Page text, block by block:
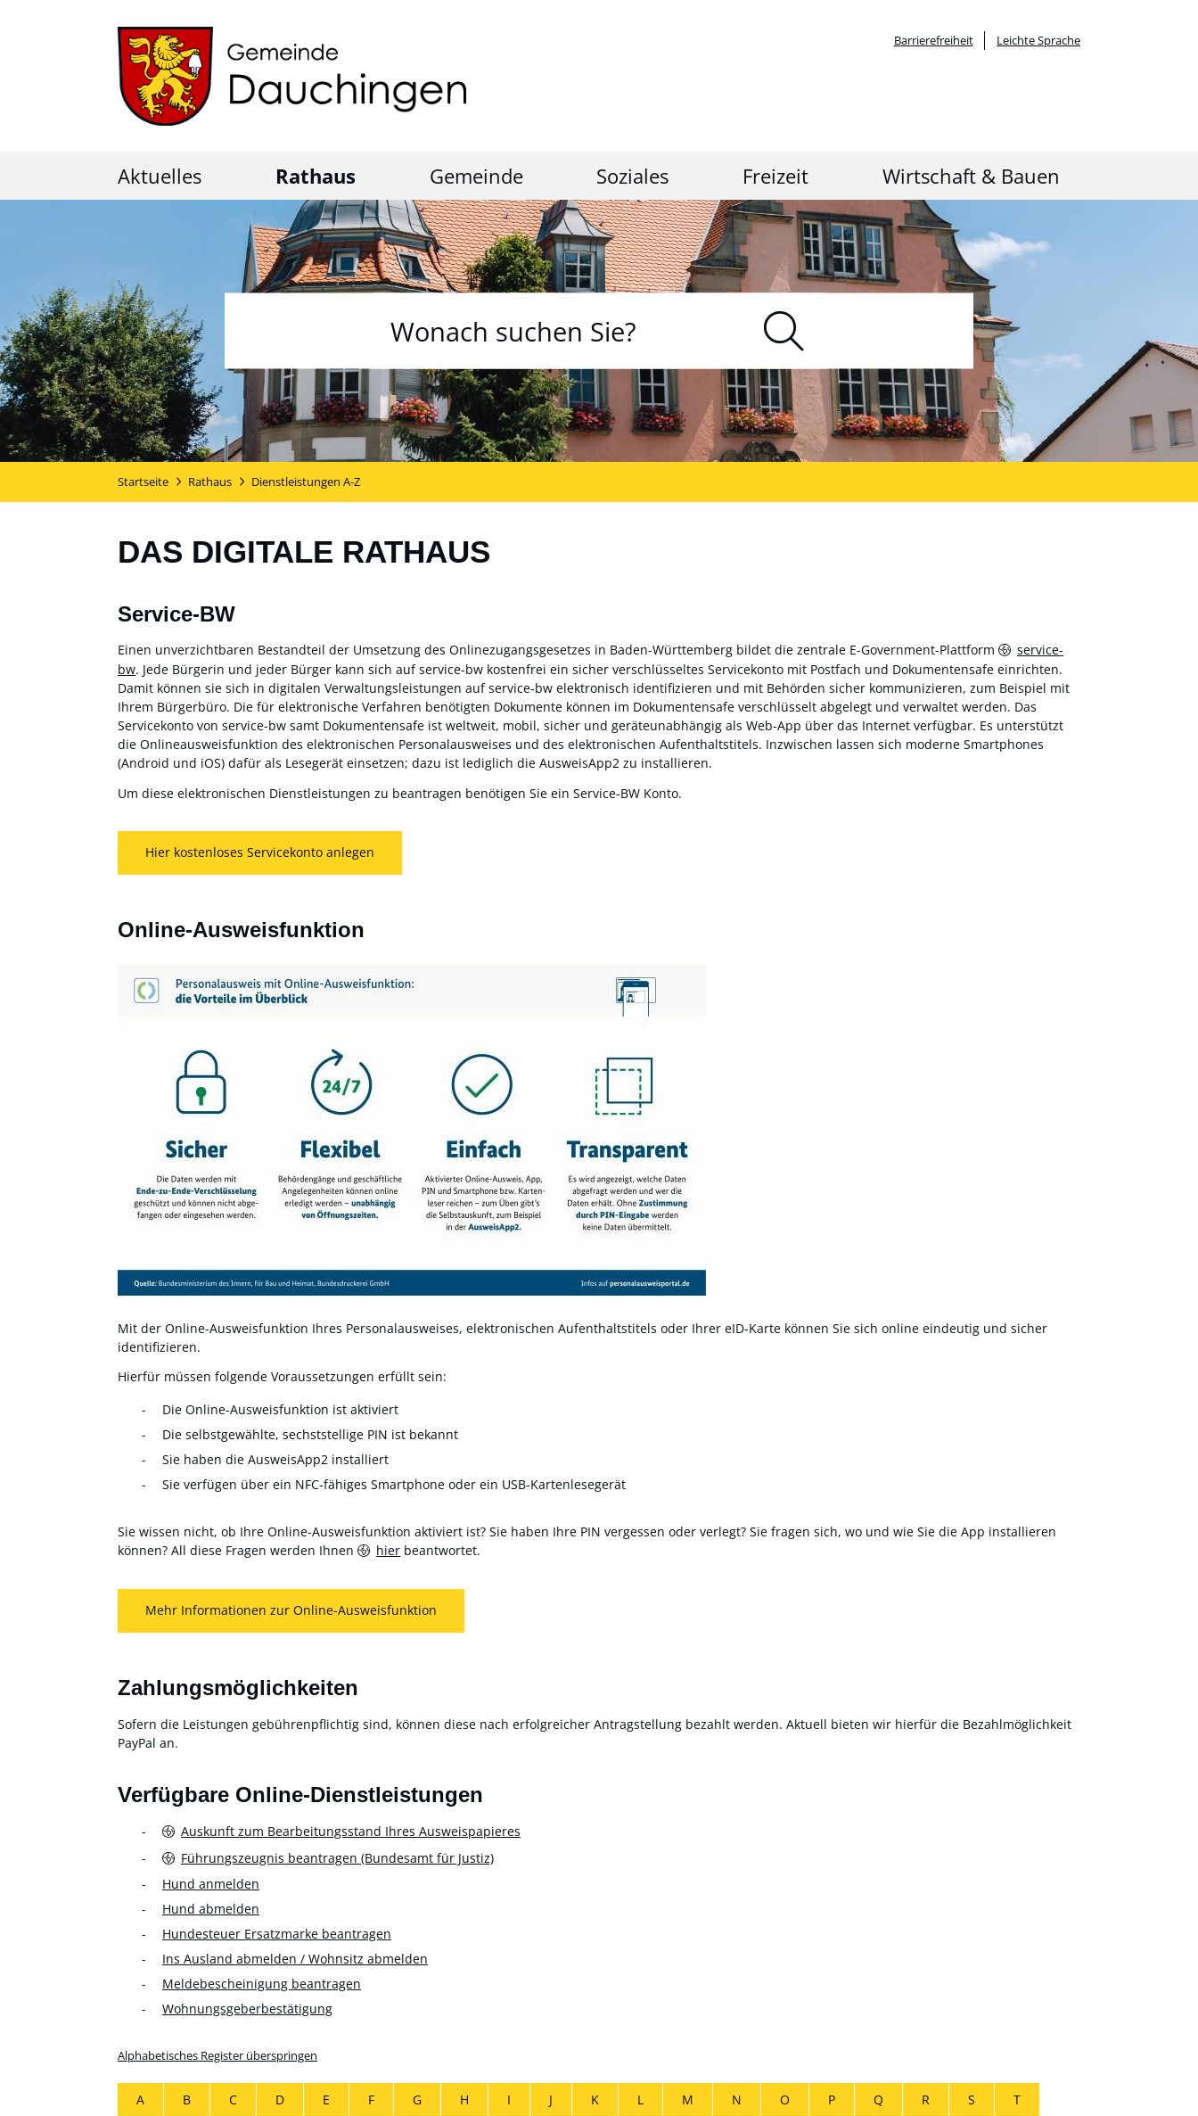
Barrierefreiheit Leichte Sprache
Aktuelles Rathaus Gemeinde Soziales Freizeit Wirtschaft & Bauen
Startseite Rathaus Dienstleistungen A-Z
DAS DIGITALE RATHAUS
Service-BW
Einen unverzichtbaren Bestandteil der Umsetzung des Onlinezugangsgesetzes in Baden-Württemberg bildet die zentrale E-Government-Plattform
service-
bw. Jede Bürgerin und jeder Bürger kann sich auf service-bw kostenfrei ein sicher verschlüsseltes Servicekonto mit Postfach und Dokumentensafe einrichten.
Damit können sie sich in digitalen Verwaltungsleistungen auf service-bw elektronisch identifizieren und mit Behörden sicher kommunizieren, zum Beispiel mit
Ihrem Bürgerbüro. Die für elektronische Verfahren benötigten Dokumente können im Dokumentensafe verschlüsselt abgelegt und verwaltet werden. Das
Servicekonto von service-bw samt Dokumentensafe ist weltweit, mobil, sicher und geräteunabhängig als Web-App über das Internet verfügbar. Es unterstützt
die Onlineausweisfunktion des elektronischen Personalausweises und des elektronischen Aufenthaltstitels. Inzwischen lassen sich moderne Smartphones
(Android und iOS) dafür als Lesegerät einsetzen; dazu ist lediglich die AusweisApp2 zu installieren.
Um diese elektronischen Dienstleistungen zu beantragen benötigen Sie ein Service-BW Konto.
Hier kostenloses Servicekonto anlegen
Online-Ausweisfunktion
Mit der Online-Ausweisfunktion Ihres Personalausweises, elektronischen Aufenthaltstitels oder Ihrer eID-Karte können Sie sich online eindeutig und sicher
identifizieren.
Hierfür müssen folgende Voraussetzungen erfüllt sein:
Die Online-Ausweisfunktion ist aktiviert
Die selbstgewählte, sechststellige PIN ist bekannt
Sie haben die AusweisApp2 installiert
Sie verfügen über ein NFC-fähiges Smartphone oder ein USB-Kartenlesegerät
Sie wissen nicht, ob Ihre Online-Ausweisfunktion aktiviert ist? Sie haben Ihre PIN vergessen oder verlegt? Sie fragen sich, wo und wie Sie die App installieren
können? All diese Fragen werden Ihnen
hier beantwortet.
Mehr Informationen zur Online-Ausweisfunktion
Zahlungsmöglichkeiten
Sofern die Leistungen gebührenpflichtig sind, können diese nach erfolgreicher Antragstellung bezahlt werden. Aktuell bieten wir hierfür die Bezahlmöglichkeit
PayPal an.
Verfügbare Online-Dienstleistungen
Auskunft zum Bearbeitungsstand Ihres Ausweispapieres
Führungszeugnis beantragen (Bundesamt für Justiz)
Hund anmelden
Hund abmelden
Hundesteuer Ersatzmarke beantragen
Ins Ausland abmelden / Wohnsitz abmelden
Meldebescheinigung beantragen
Wohnungsgeberbestätigung
Alphabetisches Register überspringen
A B C D E F G H I J K L M N O P Q R S T